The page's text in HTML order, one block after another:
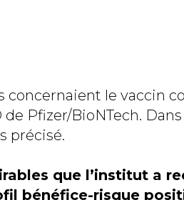
des femmes,
concernaient le vaccin
Pfizer/BioNTech. Dans
précisé.
que l’institut a
bénéfice-risque